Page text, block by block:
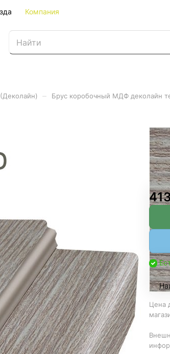
Компания
Брус коробочный МДФ деколайн
Цена